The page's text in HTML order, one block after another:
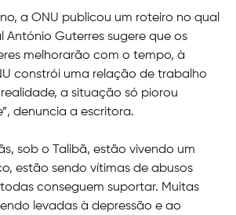
a ONU publicou um roteiro no qual
António Guterres sugere que os
melhorarão com o tempo, à
constrói uma relação de trabalho
a situação só piorou
denuncia a escritora.
sob o Talibã, estão vivendo um
estão sendo vítimas de abusos
conseguem suportar. Muitas
levadas à depressão e ao